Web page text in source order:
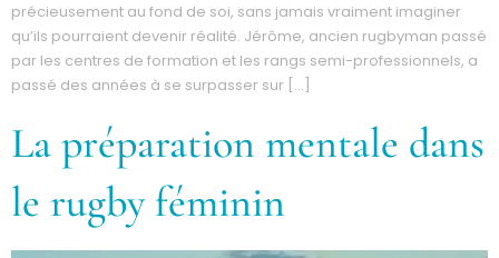
précieusement au fond de soi, sans jamais vraiment imaginer
qu’ils pourraient devenir réalité. Jérôme, ancien rugbyman passé
par les centres de formation et les rangs semi-professionnels, a
passé des années à se surpasser sur […]
La préparation mentale dans
le rugby féminin